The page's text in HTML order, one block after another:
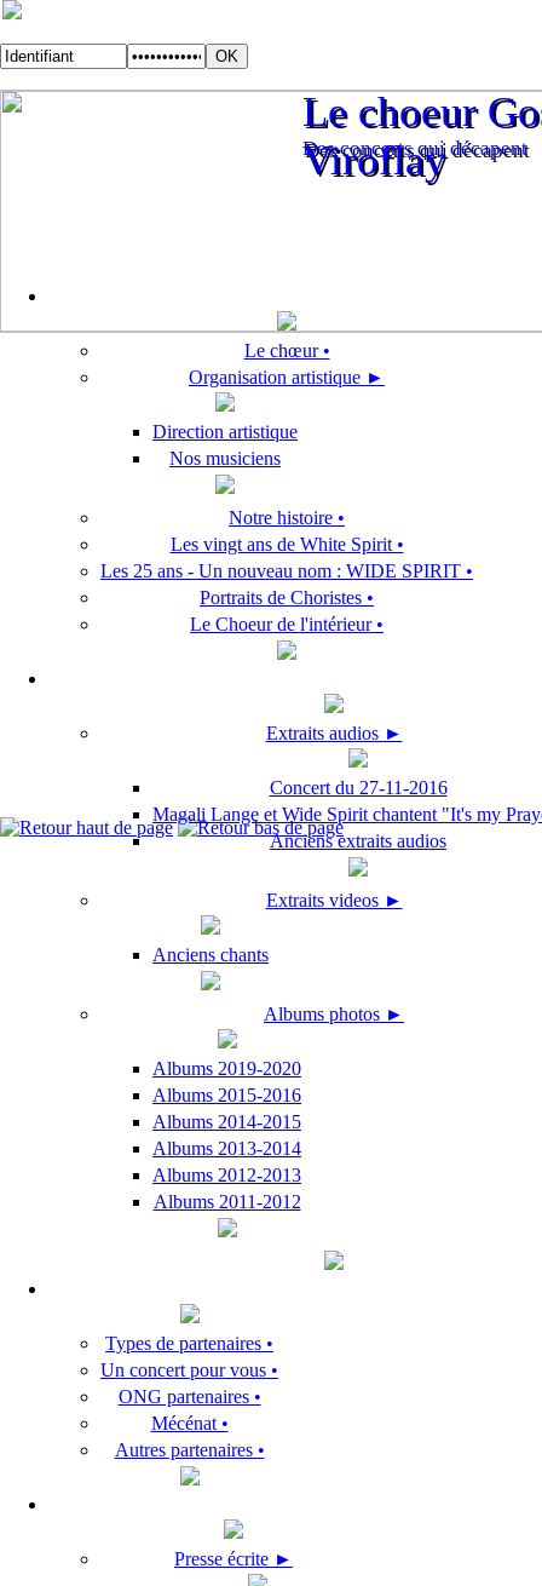
Des concerts qui décapent
Le choeur
Viroflay
Des concerts qui décapent
Le choeur
Viroflay
Le chœur •
Organisation artistique ►
Direction artistique
Nos musiciens
Notre histoire •
Les vingt ans de White Spirit •
Les 25 ans - Un nouveau nom : WIDE SPIRIT •
Portraits de Choristes •
Le Choeur de l'intérieur •
Extraits audios ►
Concert du 27-11-2016
Magali Lange et Wide Spirit chantent "It's my
Anciens extraits audios
Extraits videos ►
Anciens chants
Albums photos ►
Albums 2019-2020
Albums 2015-2016
Albums 2014-2015
Albums 2013-2014
Albums 2012-2013
Albums 2011-2012
Types de partenaires •
Un concert pour vous •
ONG partenaires •
Mécénat •
Autres partenaires •
Presse écrite ►